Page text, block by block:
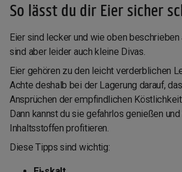
So lässt du dir Eier sicher
Eier sind lecker und wie oben beschrieben
sind aber leider auch kleine Divas.
Eier gehören zu den leicht verderblichen
Achte deshalb bei der Lagerung darauf,
Ansprüchen der empfindlichen
Dann kannst du sie gefahrlos genießen
Inhaltsstoffen profitieren.
Diese Tipps sind wichtig: